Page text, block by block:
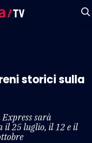
storici sulla
sarà
il 25 luglio, il 12 e il